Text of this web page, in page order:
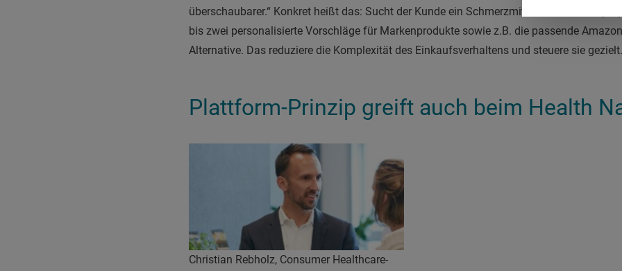
überschaubarer.“ Konkret heißt das: Sucht der Kunde ein Schmerzmittel oder
bis zwei personalisierte Vorschläge für Markenprodukte sowie z.B. die passende
Alternative. Das reduziere die Komplexität des Einkaufsverhaltens und steuere sie gezielt.
Plattform-Prinzip greift auch beim Health
Christian Rebholz, Consumer Healthcare-